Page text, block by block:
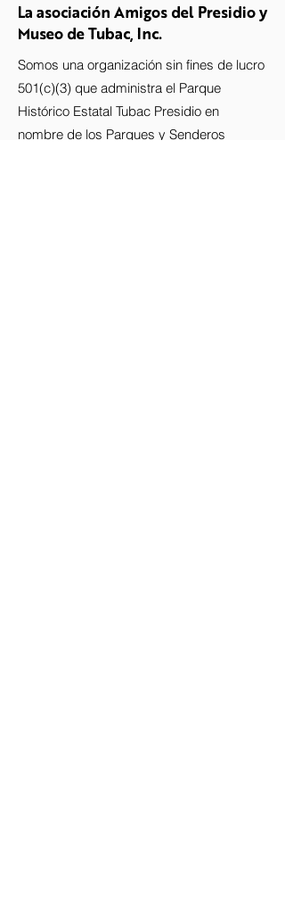
La asociación Amigos del Presidio y
Museo de Tubac, Inc.
Somos una organización sin fines de lucro
501(c)(3) que administra el Parque
Histórico Estatal Tubac Presidio en
nombre de los Parques y Senderos